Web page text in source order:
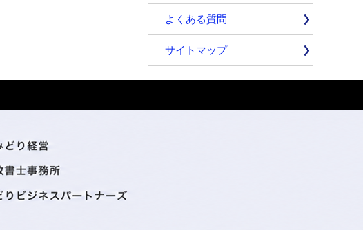
よくある質問
サイトマップ